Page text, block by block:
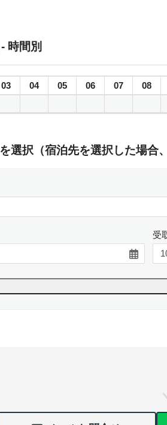
時間別
03 04 05 06 07 08
選択（宿泊先を選択した場合
受